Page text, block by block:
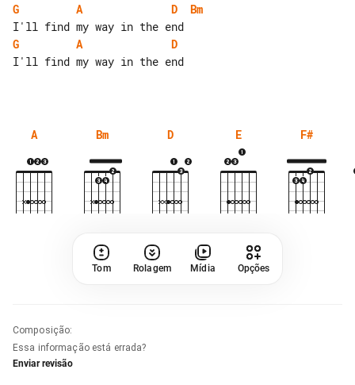
G
A D
Bm
G
A
D
I'll find my way in the end
A Bm D E F#
Tom Rolagem Mídia Opções
Composição:
Essa informação está errada?
Enviar revisão